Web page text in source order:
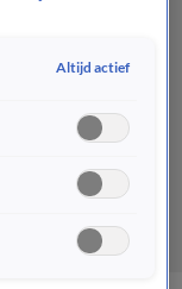
Altijd actief